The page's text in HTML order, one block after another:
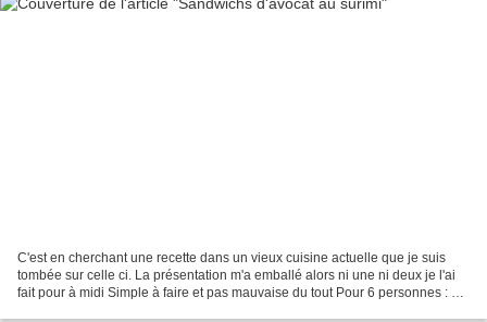
C'est en cherchant une recette dans un vieux cuisine actuelle que je suis
tombée sur celle ci. La présentation m'a emballé alors ni une ni deux je l'ai
fait pour à midi Simple à faire et pas mauvaise du tout Pour 6 personnes : 3